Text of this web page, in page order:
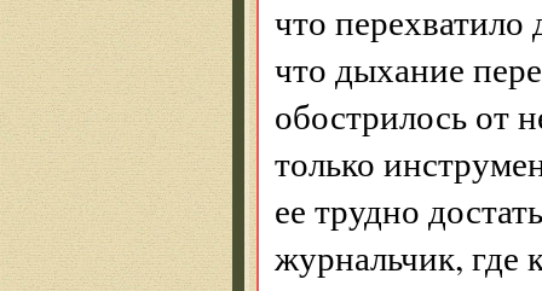
что перехватило
что дыхание
обострилось от
только
ее трудно
журнальчик, где